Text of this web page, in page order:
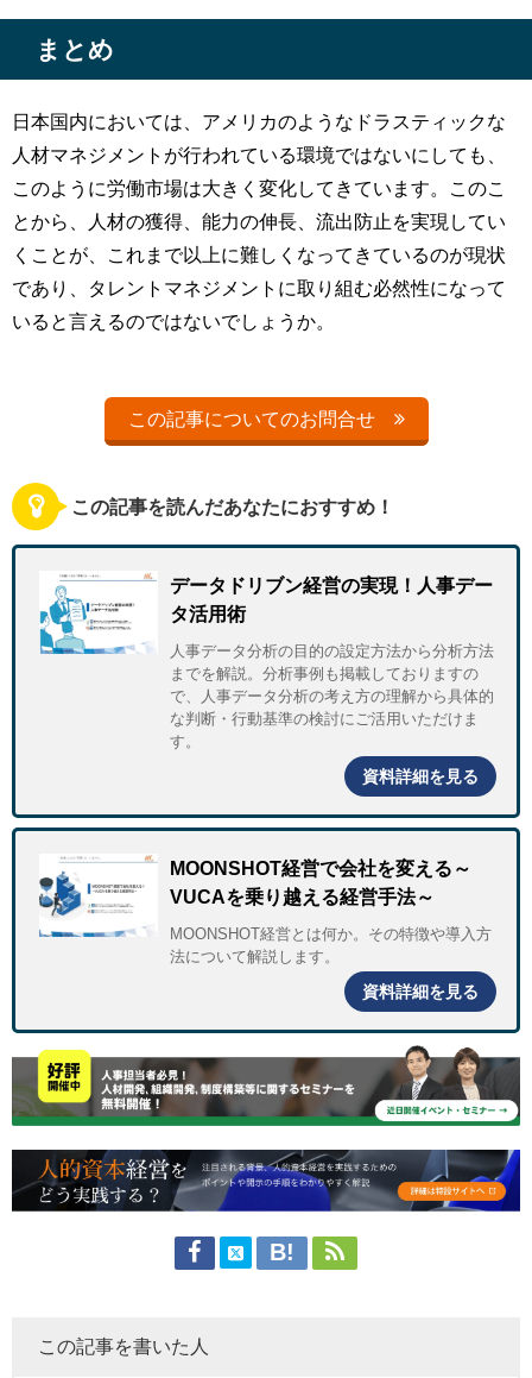
まとめ
日本国内においては、アメリカのようなドラスティックな
人材マネジメントが行われている環境ではないにしても、
このように労働市場は大きく変化してきています。このこ
とから、人材の獲得、能力の伸長、流出防止を実現してい
くことが、これまで以上に難しくなってきているのが現状
であり、タレントマネジメントに取り組む必然性になって
いると言えるのではないでしょうか。
この記事についてのお問合せ
この記事を読んだあなたにおすすめ！
データドリブン経営の実現！人事デー
タ活用術
人事データ分析の目的の設定方法から分析方法
までを解説。分析事例も掲載しておりますの
で、人事データ分析の考え方の理解から具体的
な判断・行動基準の検討にご活用いただけま
す。
資料詳細を見る
MOONSHOT経営で会社を変える～
VUCAを乗り越える経営手法～
MOONSHOT経営とは何か。その特徴や導入方
法について解説します。
資料詳細を見る
この記事を書いた人